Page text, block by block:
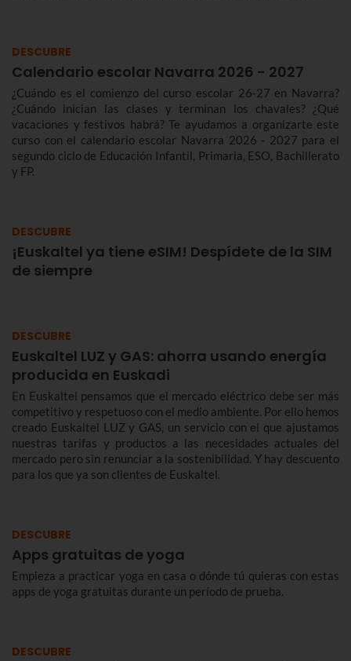
DESCUBRE
Calendario escolar Navarra 2026 - 2027
¿Cuándo es el comienzo del curso escolar 26-27 en Navarra?
¿Cuándo inician las clases y terminan los chavales? ¿Qué
vacaciones y festivos habrá? Te ayudamos a organizarte este
curso con el calendario escolar Navarra 2026 - 2027 para el
segundo ciclo de Educación Infantil, Primaria, ESO, Bachillerato
y FP.
DESCUBRE
¡Euskaltel ya tiene eSIM! Despídete de la SIM
de siempre
DESCUBRE
Euskaltel LUZ y GAS: ahorra usando energía
producida en Euskadi
En Euskaltel pensamos que el mercado eléctrico debe ser más
competitivo y respetuoso con el medio ambiente. Por ello hemos
creado Euskaltel LUZ y GAS, un servicio con el que ajustamos
nuestras tarifas y productos a las necesidades actuales del
mercado pero sin renunciar a la sostenibilidad. Y hay descuento
para los que ya son clientes de Euskaltel.
DESCUBRE
Apps gratuitas de yoga
Empieza a practicar yoga en casa o dónde tú quieras con estas
apps de yoga gratuitas durante un período de prueba.
DESCUBRE